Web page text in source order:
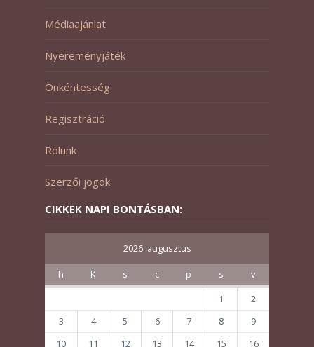
Médiaajánlat
Nyereményjáték
Önkéntesség
Regisztráció
Rólunk
Szerzői jogok
CIKKEK NAPI BONTÁSBAN:
2026. augusztus
h K s c p s
v
1
2
3
4 5 6 7 8
9
10
11 12 13 14 15 16